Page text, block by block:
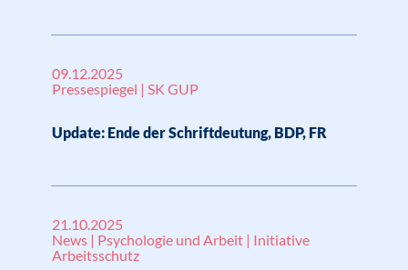
09.12.2025
Pressespiegel | SK GUP
Update: Ende der Schriftdeutung, BDP, FR
21.10.2025
News | Psychologie und Arbeit | Initiative
Arbeitsschutz